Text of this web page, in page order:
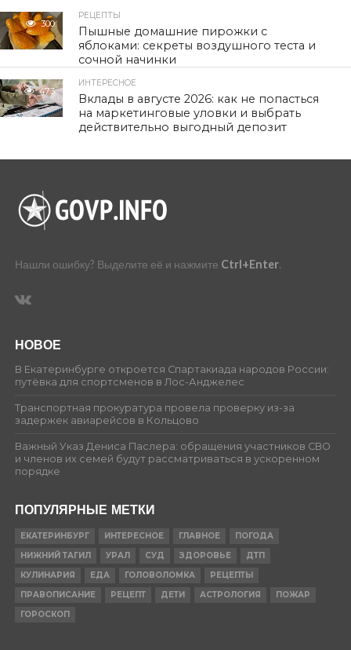
300
РЕЦЕПТЫ
Пышные домашние пирожки с
яблоками: секреты воздушного теста и
сочной начинки
473
ИНТЕРЕСНОЕ
Вклады в августе 2026: как не попасться
на маркетинговые уловки и выбрать
действительно выгодный депозит
Нашли ошибку? Выделите её и нажмите Ctrl+Enter.
НОВОЕ
В Екатеринбурге откроется Спартакиада народов России:
путёвка для спортсменов в Лос-Анджелес
Транспортная прокуратура провела проверку из-за
задержек авиарейсов в Кольцово
Важный Указ Дениса Паслера: обращения участников СВО
и членов их семей будут рассматриваться в ускоренном
порядке
ПОПУЛЯРНЫЕ МЕТКИ
ЕКАТЕРИНБУРГ ИНТЕРЕСНОЕ ГЛАВНОЕ
ПОГОДА
НИЖНИЙ ТАГИЛ
УРАЛ СУД ЗДОРОВЬЕ
ДТП
КУЛИНАРИЯ
ЕДА ГОЛОВОЛОМКА
РЕЦЕПТЫ
ПРАВОПИСАНИЕ
РЕЦЕПТ ДЕТИ АСТРОЛОГИЯ
ПОЖАР
ГОРОСКОП